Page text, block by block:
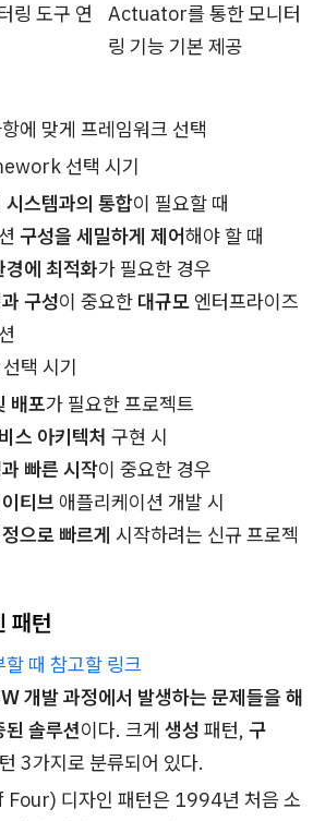
링 도구 연
Actuator를 통한 모니터
링 기능 기본 제공
에 맞게 프레임워크 선택
선택 시기
시스템과의 통합이 필요할 때
구성을 세밀하게 제어해야 할 때
경에 최적화가 필요한 경우
구성이 중요한 대규모 엔터프라이즈
택 시기
배포가 필요한 프로젝트
스 아키텍처 구현 시
빠른 시작이 중요한 경우
티브 애플리케이션 개발 시
으로 빠르게 시작하려는 신규 프로젝
패턴
때 참고할 링크
개발 과정에서 발생하는 문제들을 해
솔루션이다. 크게 생성 패턴, 구
3가지로 분류되어 있다.
디자인 패턴은 1994년 처음 소